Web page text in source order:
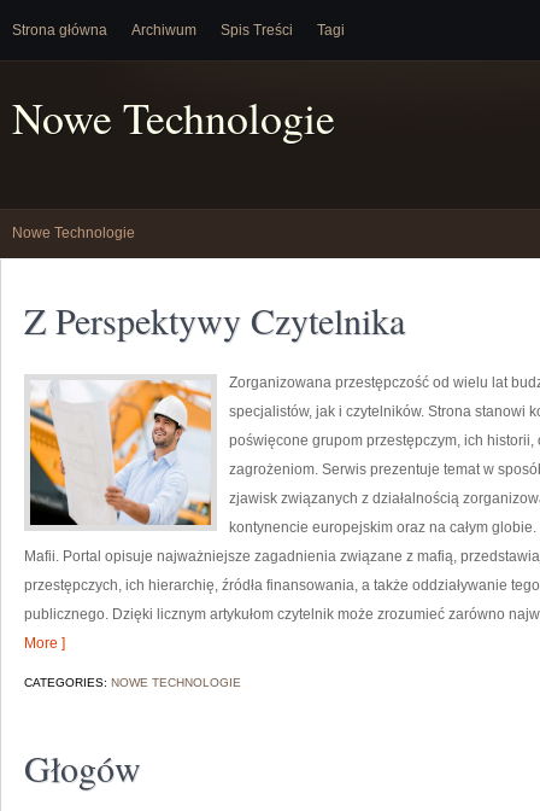
Strona główna Archiwum Spis Treści Tagi
Nowe Technologie
Nowe Technologie
Z Perspektywy Czytelnika
Zorganizowana przestępczość od wielu lat
specjalistów, jak i czytelników. Strona stanowi
poświęcone grupom przestępczym, ich historii,
zagrożeniom. Serwis prezentuje temat w
zjawisk związanych z działalnością
kontynencie europejskim oraz na całym
Mafii. Portal opisuje najważniejsze zagadnienia związane z mafią,
przestępczych, ich hierarchię, źródła finansowania, a także oddziaływanie
publicznego. Dzięki licznym artykułom czytelnik może zrozumieć zarówno
More ]
CATEGORIES: NOWE TECHNOLOGIE
Głogów